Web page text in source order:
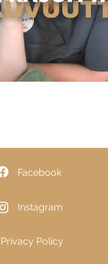
Facebook
Instagram
Privacy Policy